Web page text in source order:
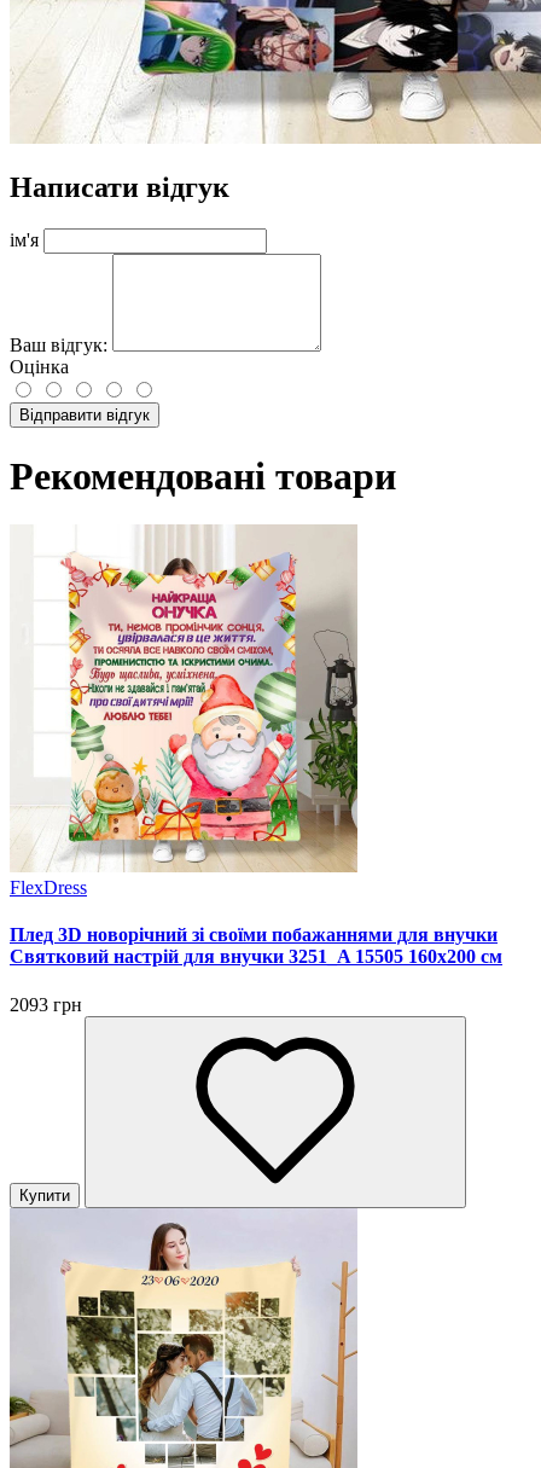
Написати відгук
ім'я
Ваш відгук:
Оцінка
Відправити відгук
Рекомендовані товари
FlexDress
Плед 3D новорічний зі своїми побажаннями для внучки
Святковий настрій для внучки 3251_A 15505 160х200 см
2093 грн
Купити